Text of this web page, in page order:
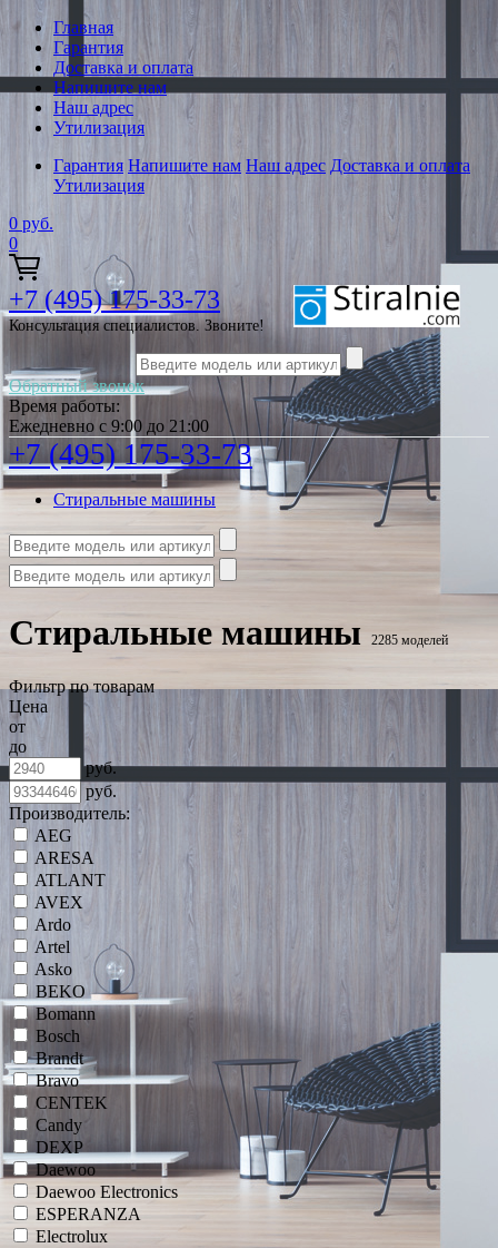
Главная
Гарантия
Доставка и оплата
Напишите нам
Наш адрес
Утилизация
Гарантия Напишите нам Наш адрес Доставка и оплата
Утилизация
0 руб.
0
+7 (495) 175-33-73
Консультация специалистов. Звоните!
Обратный звонок
Время работы:
Ежедневно с 9:00 до 21:00
+7 (495) 175-33-73
Стиральные машины
Стиральные машины 2285 моделей
Фильтр по товарам
Цена
от
до
руб.
руб.
Производитель:
AEG
ARESA
ATLANT
AVEX
Ardo
Artel
Asko
BEKO
Bomann
Bosch
Brandt
Bravo
CENTEK
Candy
DEXP
Daewoo
Daewoo Electronics
ESPERANZA
Electrolux